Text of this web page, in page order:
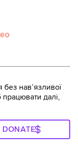
навʼязливої
далі,
DONATE